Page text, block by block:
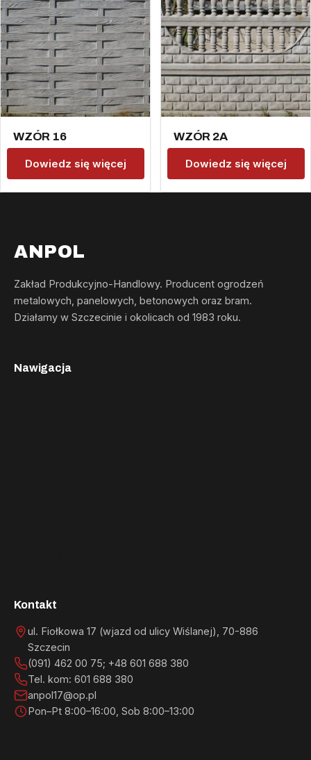
WZÓR 16
Dowiedz się więcej
WZÓR 2A
Dowiedz się więcej
ANPOL
Zakład Produkcyjno-Handlowy. Producent ogrodzeń
metalowych, panelowych, betonowych oraz bram.
Działamy w Szczecinie i okolicach od 1983 roku.
Nawigacja
Kontakt
ul. Fiołkowa 17 (wjazd od ulicy Wiślanej)
70-886
Szczecin
(091) 462 00 75; +48 601 688 380
Tel. kom: 601 688 380
anpol17@op.pl
Pon–Pt 8:00–16:00, Sob 8:00–13:00